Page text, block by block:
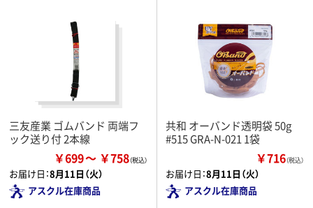
三友産業 ゴムバンド 両端フ
ック送り付 2本線
￥699 ￥758
お届け日：8月11日（火）
アスクル在庫商品
共和 オーバンド透明袋 50g
#515 GRA-N-021 1袋
￥716（税込）
お届け日：8月11日（火）
アスクル在庫商品